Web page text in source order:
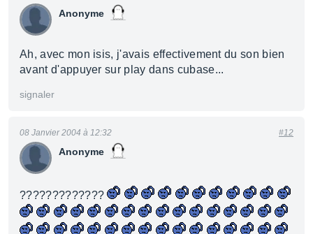
Anonyme
Ah, avec mon isis, j'avais effectivement du son bien
avant d'appuyer sur play dans cubase...
signaler
Anonyme
08 Janvier 2004 à 12:32 #12
?????????????